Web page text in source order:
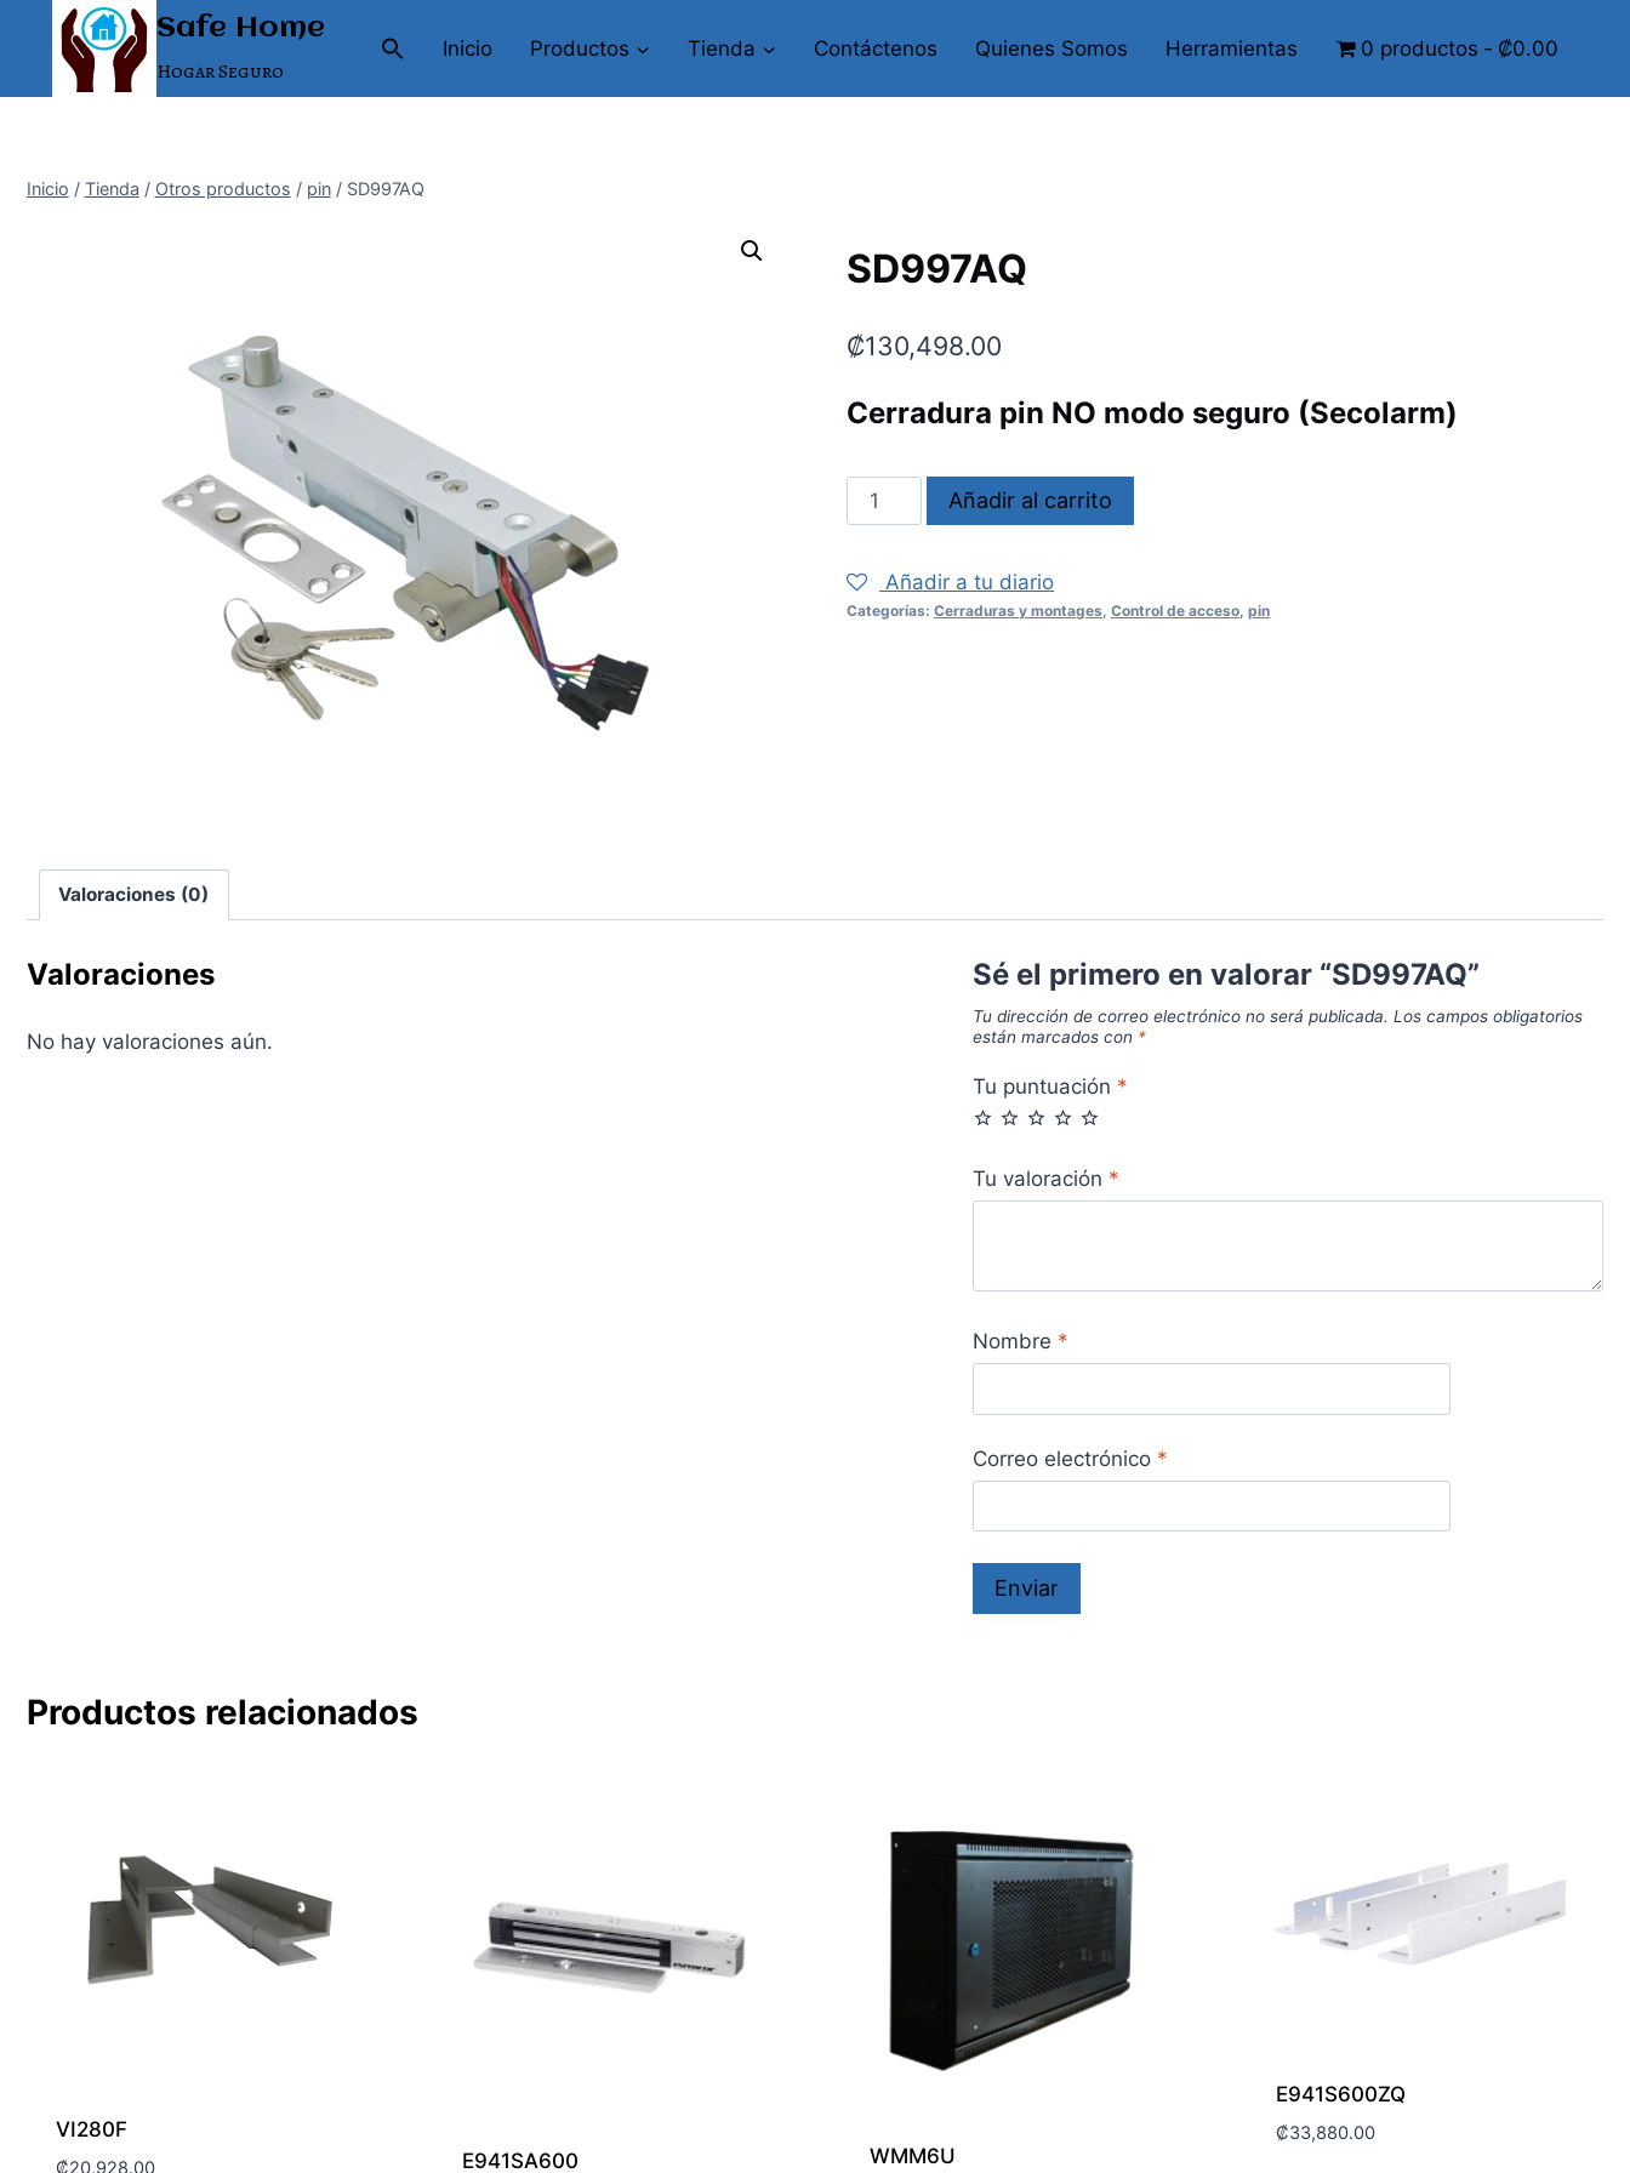
contenido
Safe Home
Hogar Seguro
Inicio Productos Tienda Contáctenos Quienes Somos Herramientas 0 productos ₡0.00
Inicio / Tienda / Otros productos / pin / SD997AQ
SD997AQ
₡130,498.00
Cerradura pin NO modo seguro (Secolarm)
SD997AQ
cantidad
Añadir al carrito
Añadir a tu diario
Categorías:Cerraduras y montages ,Control de acceso ,pin
Valoraciones (0)
Valoraciones
No hay valoraciones aún.
Sé el primero en valorar “SD997AQ”
Tu dirección de correo electrónico no será publicada. Los campos obligatorios
están marcados con *
Tu puntuación *
Tu valoración *
Nombre *
Correo electrónico *
Productos relacionados
VI280F
E941SA600 WMM6U
E941S600ZQ
₡33,880.00